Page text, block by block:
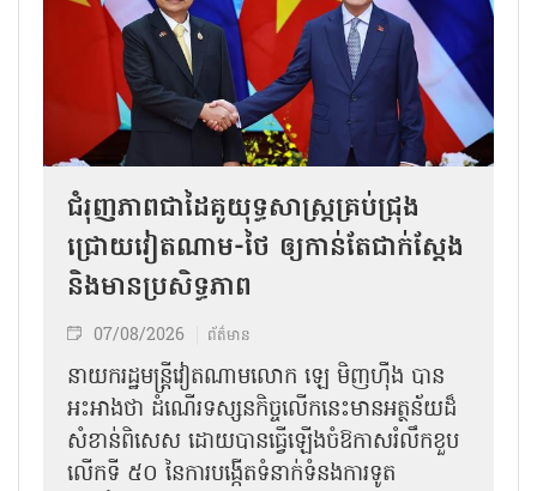
ជំរុញភាពជាដៃគូយុទ្ធសាស្ត្រគ្រប់ជ្រុង
ជ្រោយវៀតណាម-ថៃ ឲ្យកាន់តែជាក់ស្ដែង
និងមានប្រសិទ្ធភាព
07/08/2026 ព័ត៌មាន
នាយករដ្ឋមន្ត្រីវៀតណាមលោក ឡេ មិញហ៊ឹង បាន
អះអាងថា ដំណើរទស្សនកិច្ចលើកនេះមានអត្ថន័យដ៏
សំខាន់ពិសេស ដោយបានធ្វើឡើងចំឱកាសរំលឹកខួប
លើកទី ៥០ នៃការបង្កើតទំនាក់ទំនងការទូត